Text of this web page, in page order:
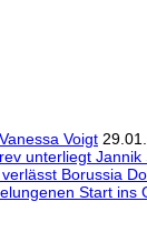
Voigt
unterliegt Jannik
Borussia
Start ins